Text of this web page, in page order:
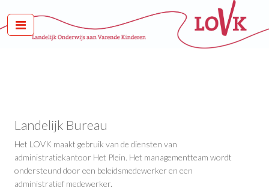
Landelijk Bureau
Het LOVK maakt gebruik van de diensten van
administratiekantoor Het Plein. Het managementteam wordt
ondersteund door een beleidsmedewerker en een
administratief medewerker.